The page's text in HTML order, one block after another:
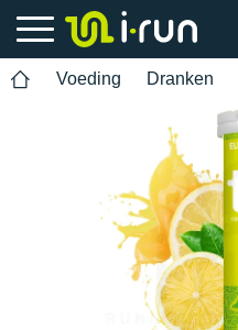
Voeding Dranken